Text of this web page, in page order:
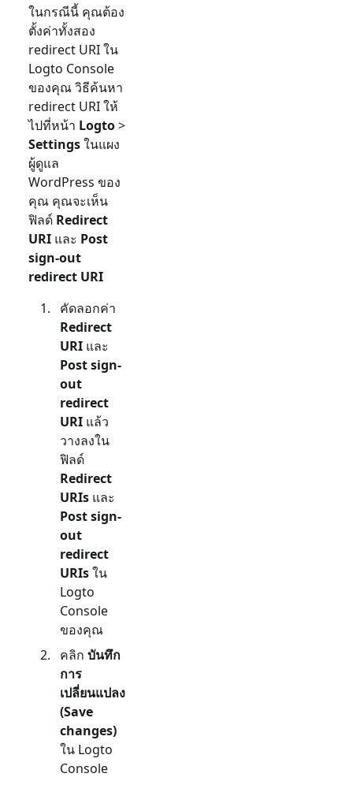
ในกรณีนี้ คุณต้อง
ตั้งค่าทั้งสอง
redirect URI ใน
Logto Console
ของคุณ วิธีค้นหา
redirect URI ให้
ไปที่หน้า Logto>
Settingsในแผง
ผู้ดูแล
WordPress ของ
คุณ คุณจะเห็น
ฟิลด์ Redirect
URI และ Post
sign-out
redirect URI
คัดลอกค่า
Redirect
URI และ
Post sign-
out
redirect
URI แล้ว
วางลงใน
ฟิลด์
Redirect
URIs และ
Post sign-
out
redirect
URIsใน
Logto
Console
ของคุณ
คลิก บันทึก
การ
เปลี่ยนแปลง
(Save
changes)
ใน Logto
Console